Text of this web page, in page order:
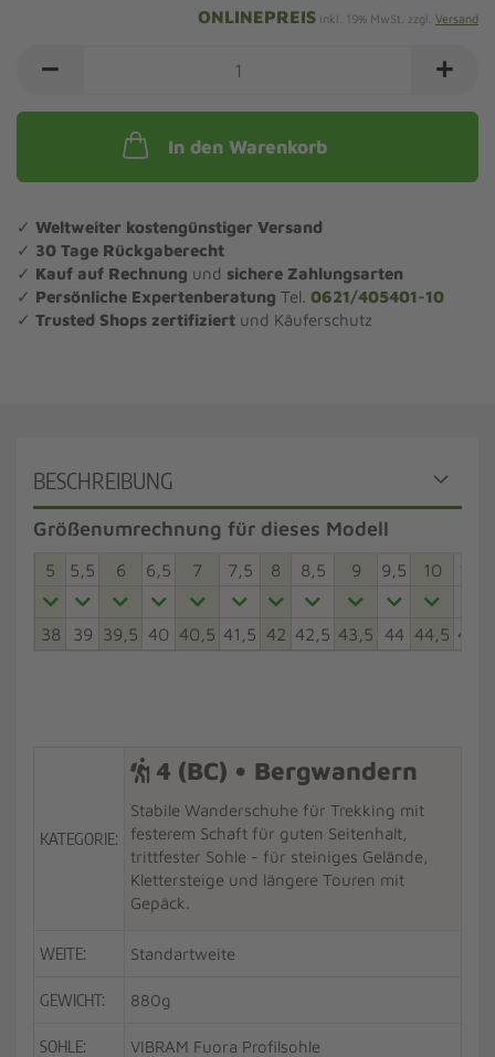
ONLINEPREIS inkl. 19% MwSt. zzgl. Versand
In den Warenkorb
✓ Weltweiter kostengünstiger Versand
✓ 30 Tage Rückgaberecht
✓ Kauf auf Rechnung und sichere Zahlungsarten
✓ Persönliche Expertenberatung Tel. 0621/405401-10
✓ Trusted Shops zertifiziert und Käuferschutz
BESCHREIBUNG
Größenumrechnung für dieses Modell
5 5,5 6 6,5 7 7,5 8 8,5 9 9,5 10
38 39 39,5 40 40,5 41,5 42 42,5 43,5 44 44,5 45,5
KATEGORIE:
4 (BC) • Bergwandern
Stabile Wanderschuhe für Trekking mit
festerem Schaft für guten Seitenhalt,
trittfester Sohle - für steiniges Gelände,
Klettersteige und längere Touren mit
Gepäck.
WEITE: Standartweite
GEWICHT: 880g
SOHLE: VIBRAM Fuora Profilsohle